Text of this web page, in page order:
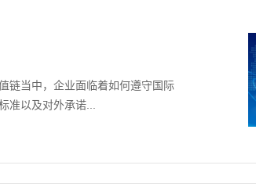
链当中，企业面临着如何遵守国际
准以及对外承诺...